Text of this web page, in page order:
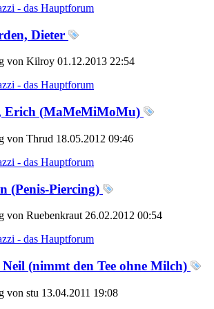
- das Hauptforum
Dieter
von Kilroy 01.12.2013 22:54
- das Hauptforum
Erich (MaMeMiMoMu)
von Thrud 18.05.2012 09:46
- das Hauptforum
(Penis-Piercing)
von Ruebenkraut 26.02.2012 00:54
- das Hauptforum
(nimmt den Tee ohne Milch)
von stu 13.04.2011 19:08